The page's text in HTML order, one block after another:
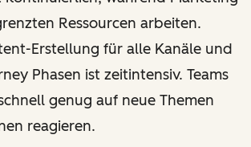
Ressourcen arbeiten.
Erstellung für alle Kanäle und
Phasen ist zeitintensiv. Teams
genug auf neue Themen
reagieren.